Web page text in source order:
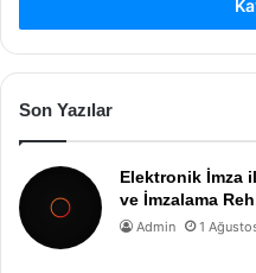
Son Yazılar
Elektronik İmza
ve İmzalama
Admin 1